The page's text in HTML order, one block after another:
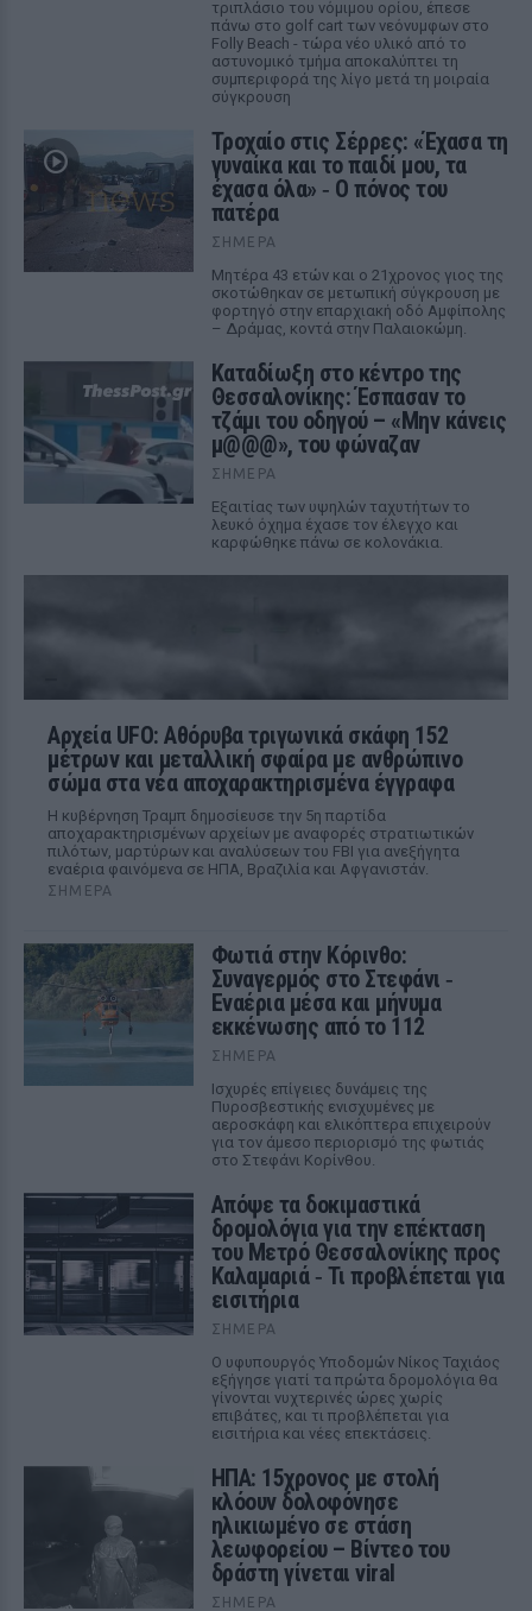
τριπλάσιο του νόμιμου ορίου, έπεσε
πάνω στο golf cart των νεόνυμφων στο
Folly Beach - τώρα νέο υλικό από το
αστυνομικό τμήμα αποκαλύπτει τη
συμπεριφορά της λίγο μετά τη μοιραία
σύγκρουση
Τροχαίο στις Σέρρες: «Έχασα τη
γυναίκα και το παιδί μου, τα
έχασα όλα» ‑ Ο πόνος του
πατέρα
ΣΉΜΕΡΑ
Μητέρα 43 ετών και ο 21χρονος γιος της
σκοτώθηκαν σε μετωπική σύγκρουση με
φορτηγό στην επαρχιακή οδό Αμφίπολης
– Δράμας, κοντά στην Παλαιοκώμη.
Καταδίωξη στο κέντρο της
Θεσσαλονίκης: Έσπασαν το
τζάμι του οδηγού – «Μην κάνεις
μ@@@», του φώναζαν
ΣΉΜΕΡΑ
Εξαιτίας των υψηλών ταχυτήτων το
λευκό όχημα έχασε τον έλεγχο και
καρφώθηκε πάνω σε κολονάκια.
Αρχεία UFO: Αθόρυβα τριγωνικά σκάφη 152
μέτρων και μεταλλική σφαίρα με ανθρώπινο
σώμα στα νέα αποχαρακτηρισμένα έγγραφα
Η κυβέρνηση Τραμπ δημοσίευσε την 5η παρτίδα
αποχαρακτηρισμένων αρχείων με αναφορές στρατιωτικών
πιλότων, μαρτύρων και αναλύσεων του FBI για ανεξήγητα
εναέρια φαινόμενα σε ΗΠΑ, Βραζιλία και Αφγανιστάν.
ΣΉΜΕΡΑ
Φωτιά στην Κόρινθο:
Συναγερμός στο Στεφάνι ‑
Εναέρια μέσα και μήνυμα
εκκένωσης από το 112
ΣΉΜΕΡΑ
Ισχυρές επίγειες δυνάμεις της
Πυροσβεστικής ενισχυμένες με
αεροσκάφη και ελικόπτερα επιχειρούν
για τον άμεσο περιορισμό της φωτιάς
στο Στεφάνι Κορίνθου.
Απόψε τα δοκιμαστικά
δρομολόγια για την επέκταση
του Μετρό Θεσσαλονίκης προς
Καλαμαριά ‑ Τι προβλέπεται για
εισιτήρια
ΣΉΜΕΡΑ
Ο υφυπουργός Υποδομών Νίκος Ταχιάος
εξήγησε γιατί τα πρώτα δρομολόγια θα
γίνονται νυχτερινές ώρες χωρίς
επιβάτες, και τι προβλέπεται για
εισιτήρια και νέες επεκτάσεις.
ΗΠΑ: 15χρονος με στολή
κλόουν δολοφόνησε
ηλικιωμένο σε στάση
λεωφορείου – Βίντεο του
δράστη γίνεται viral
ΣΉΜΕΡΑ